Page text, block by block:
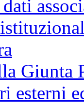
Giunta
esterni